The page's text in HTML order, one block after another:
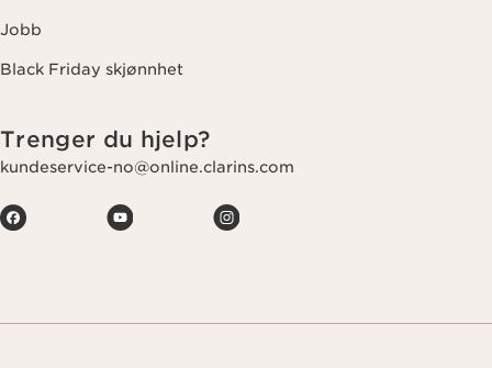
Jobb
Black Friday skjønnhet
Trenger du hjelp?
kundeservice-no@online.clarins.com